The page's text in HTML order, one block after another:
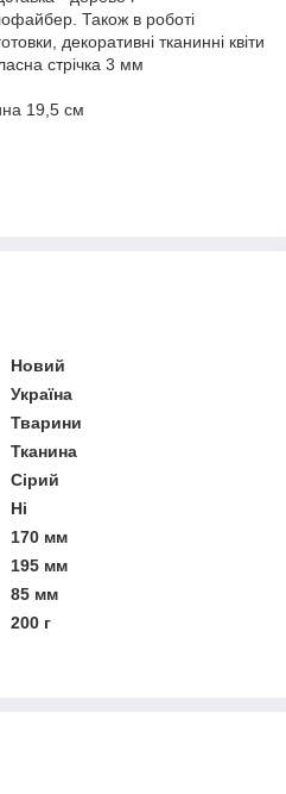
Також в роботі
декоративні тканинні квіти
стрічка 3 мм
19,5 см
Новий
Україна
Тварини
Тканина
Сірий
Ні
170 мм
195 мм
85 мм
200 г